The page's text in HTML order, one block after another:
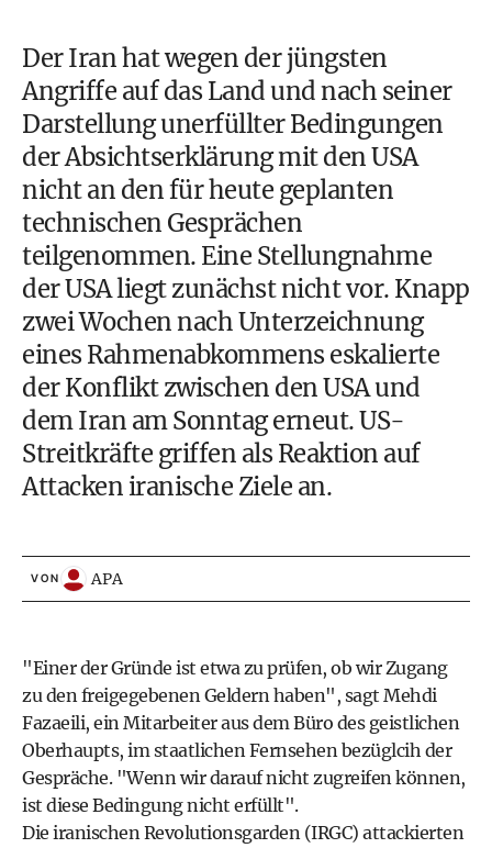
Der Iran hat wegen der jüngsten
Angriffe auf das Land und nach seiner
Darstellung unerfüllter Bedingungen
der Absichtserklärung mit den USA
nicht an den für heute geplanten
technischen Gesprächen
teilgenommen. Eine Stellungnahme
der USA liegt zunächst nicht vor. Knapp
zwei Wochen nach Unterzeichnung
eines Rahmenabkommens eskalierte
der Konflikt zwischen den USA und
dem Iran am Sonntag erneut. US-
Streitkräfte griffen als Reaktion auf
Attacken iranische Ziele an.
VON APA
"Einer der Gründe ist etwa zu prüfen, ob wir Zugang
zu den freigegebenen Geldern haben", sagt Mehdi
Fazaeili, ein Mitarbeiter aus dem Büro des geistlichen
Oberhaupts, im staatlichen Fernsehen bezüglcih der
Gespräche. "Wenn wir darauf nicht zugreifen können,
ist diese Bedingung nicht erfüllt".
Die iranischen Revolutionsgarden (IRGC) attackierten